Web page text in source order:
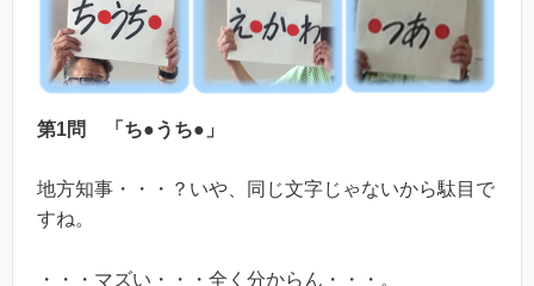
第1問 「ち●うち●」
地方知事・・・？いや、同じ文字じゃないから駄目で
すね。
・・・マズい・・・全く分からん・・・。